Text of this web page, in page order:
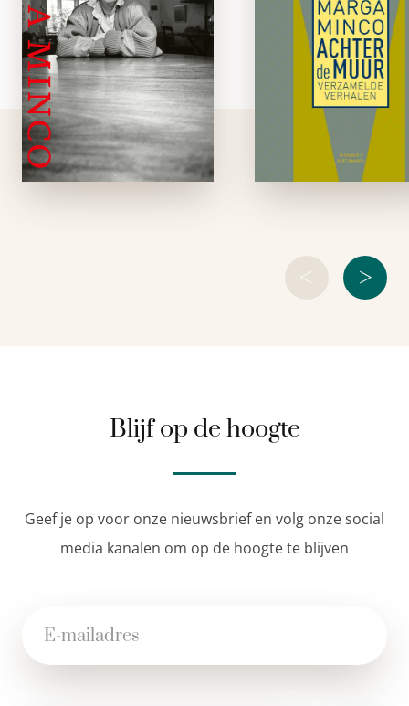
< >
Vijf romans en iets
meer dan vijftig
verhalen. Korte titels.
Weinig woorden.
Wars van pathetiek,
met een scherp
gevoel voor timing en
de absurditeit van
het menselijk tekort,
liet Marga …
Achter de muur
de verzamelde
voor deze
herziene
van Marga Minco
de periode 1951
nu. De
zijn divers, maar
hebben
onderlaag
Blijf op de hoogte
Geef je op voor onze nieuwsbrief en volg onze social
media kanalen om op de hoogte te blijven